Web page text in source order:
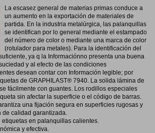
La escasez general de materias primas conduce a
un aumento en la exportación de materiales de
partida. En la industria metalúrgica, las palanquillas
se identifican por lo general mediante el estampado
del número de color o mediante una marca de color
(rotulador para metales). Para la identificación del
ya q la Informaciónno presenta una buena
y al efecto de las condiciones
desean contar con Información legible; por
de GRAPHILAST® 7940. La solida lámina de
fácilmente con guantes. Los rodillos especiales
sin afectar la superficie o el código de barras.
una fijación segura en superficies rugosas y
de calidad garantizada.
etiquetas en palanquillas calientes.
y efectiva.